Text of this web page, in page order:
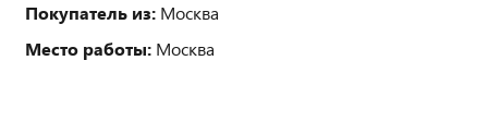
Покупатель из: Москва
Место работы: Москва